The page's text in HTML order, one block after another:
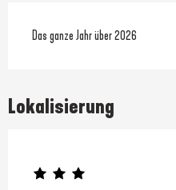
Das ganze Jahr über 2026
Lokalisierung
Prestataire engagé dans une